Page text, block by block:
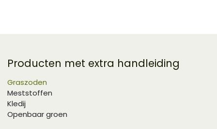
Producten met extra handleiding
Graszoden
Meststoffen
Kledij
Openbaar groen